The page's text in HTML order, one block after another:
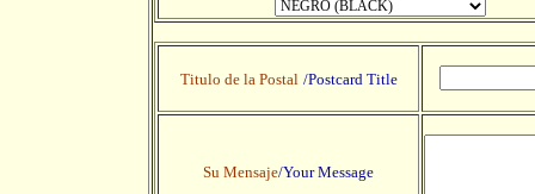
Titulo de la Postal /Postcard Title
Su Mensaje/Your Message